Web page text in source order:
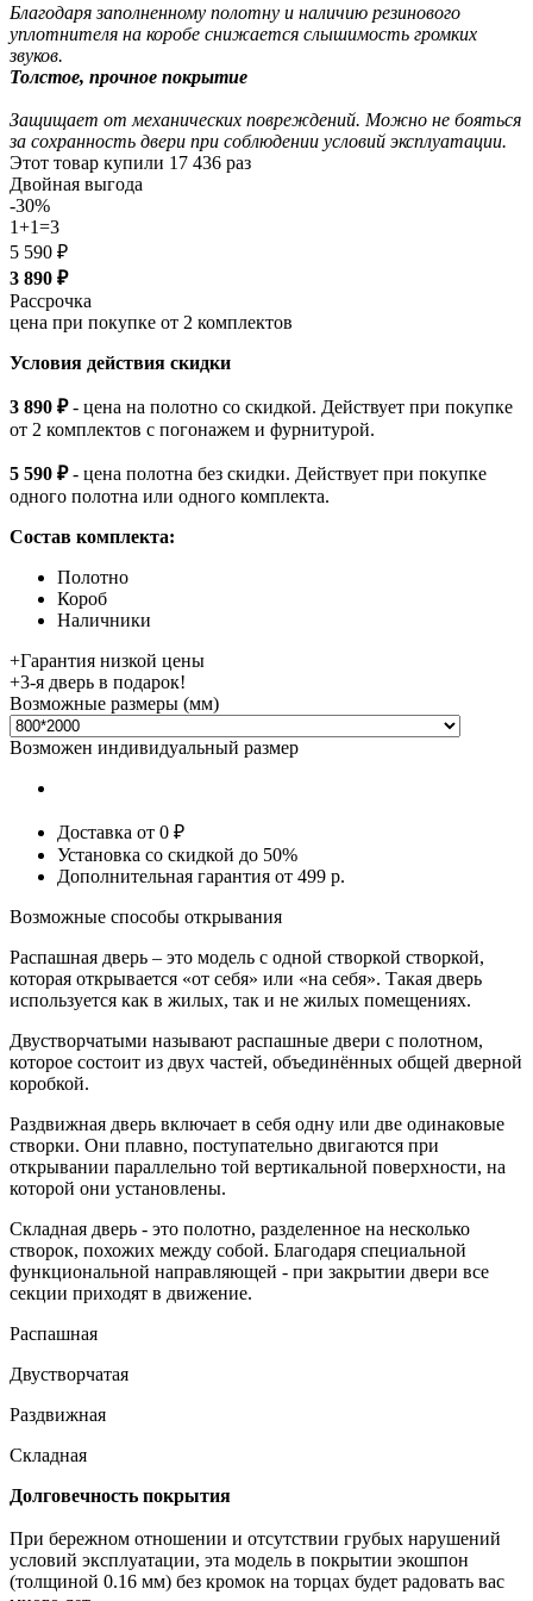
Благодаря заполненному полотну и наличию резинового
уплотнителя на коробе снижается слышимость громких
звуков.
Толстое, прочное покрытие
Защищает от механических повреждений. Можно не бояться
за сохранность двери при соблюдении условий эксплуатации.
Этот товар купили 17 436 раз
Двойная выгода
-30%
1+1=3
5 590 ₽
3 890 ₽
Рассрочка
цена при покупке от 2 комплектов
Условия действия скидки
3 890 ₽- цена на полотно со скидкой. Действует при покупке
от 2 комплектов с погонажем и фурнитурой.
5 590 ₽- цена полотна без скидки. Действует при покупке
одного полотна или одного комплекта.
Состав комплекта:
Полотно
Короб
Наличники
+Гарантия низкой цены
+3-я дверь в подарок!
Возможные размеры (мм)
Возможен индивидуальный размер
Доставка от 0 ₽
Установка со скидкой до 50%
Дополнительная гарантия от 499 р.
Возможные способы открывания
Распашная дверь – это модель с одной створкой створкой,
которая открывается «от себя» или «на себя». Такая дверь
используется как в жилых, так и не жилых помещениях.
Двустворчатыми называют распашные двери с полотном,
которое состоит из двух частей, объединённых общей дверной
коробкой.
Раздвижная дверь включает в себя одну или две одинаковые
створки. Они плавно, поступательно двигаются при
открывании параллельно той вертикальной поверхности, на
которой они установлены.
Складная дверь - это полотно, разделенное на несколько
створок, похожих между собой. Благодаря специальной
функциональной направляющей - при закрытии двери все
секции приходят в движение.
Распашная
Двустворчатая
Раздвижная
Складная
Долговечность покрытия
При бережном отношении и отсутствии грубых нарушений
условий эксплуатации, эта модель в покрытии экошпон
(толщиной 0.16 мм) без кромок на торцах будет радовать вас